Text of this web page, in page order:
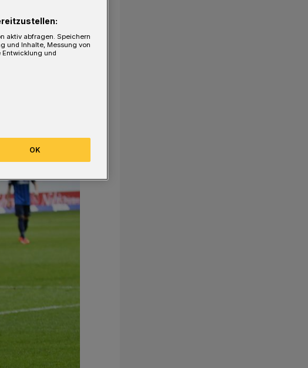
aktiv abfragen. Speichern
und Inhalte, Messung von
und
OK